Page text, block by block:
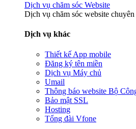
Dịch vụ chăm sóc Website
Dịch vụ chăm sóc website
Dịch vụ khác
Thiết kế App mobile
Đăng ký tên miền
Dịch vụ Máy chủ
Umail
Thông báo website Bộ
Bảo mật SSL
Hosting
Tổng đài Vfone